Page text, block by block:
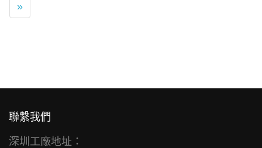
»
聯繫我們
深圳工廠地址：